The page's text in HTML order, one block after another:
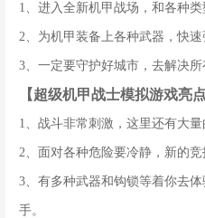
1、进入全新机甲战场，和各种
2、为机甲装备上各种武器，快
3、一定要守护好城市，去解决
【超级机甲战士模拟游戏亮点
1、战斗非常刺激，这里还有大
2、面对各种危险要冷静，新的
3、有多种武器和钩锁等着你去
手。